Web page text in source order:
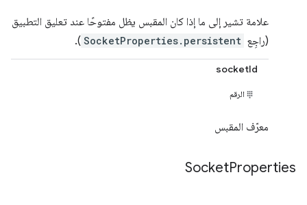
علامة تشير إلى ما إذا كان المقبس يظل مفتوحًا عند تعليق التطبيق
(راجِع SocketProperties.persistent
).
socketId
الرقم
معرّف المقبس
SocketProperties